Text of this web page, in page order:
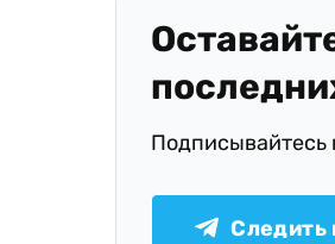
Подписывайтесь
Следить